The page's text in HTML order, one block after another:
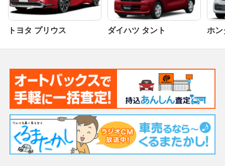
トヨタ プリウス ダイハツ タント ホン